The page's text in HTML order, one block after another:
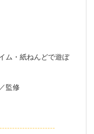
ム・紙ねんどで遊ぼ
監修